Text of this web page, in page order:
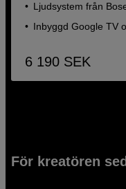
Ljudsystem från
Inbyggd Google TV
6 190 SEK
För kreatören